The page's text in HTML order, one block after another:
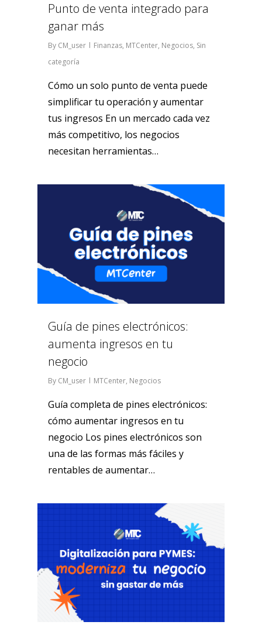
Punto de venta integrado para
ganar más
By CM_user Finanzas, MTCenter, Negocios, Sin
categoría
Cómo un solo punto de venta puede
simplificar tu operación y aumentar
tus ingresos En un mercado cada vez
más competitivo, los negocios
necesitan herramientas…
Guía de pines electrónicos:
aumenta ingresos en tu
negocio
By CM_user MTCenter, Negocios
Guía completa de pines electrónicos:
cómo aumentar ingresos en tu
negocio Los pines electrónicos son
una de las formas más fáciles y
rentables de aumentar…